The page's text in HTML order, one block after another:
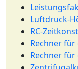
Luftdruck-
RC-
Rechner für
Rechner